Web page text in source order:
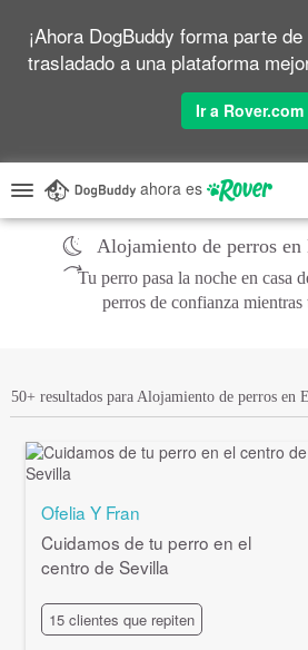
¡Ahora DogBuddy forma parte
trasladado a una plataforma
Ir a Rover.com
ahora es
Alojamiento de perros
Tu perro pasa la noche en casa
perros de confianza mientras
50+ resultados para Alojamiento de perros en
Ofelia Y Fran
Cuidamos de tu perro en el
centro de Sevilla
15 clientes que repiten